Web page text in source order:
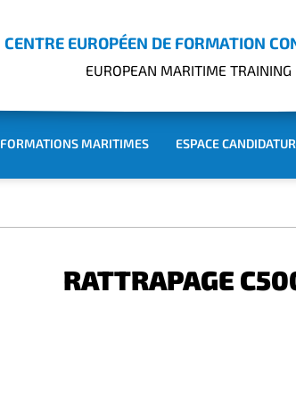
CENTRE EUROPÉEN DE FORMATION
EUROPEAN MARITIME TRAINING
FORMATIONS MARITIMES ESPACE
RATTRAPAGE